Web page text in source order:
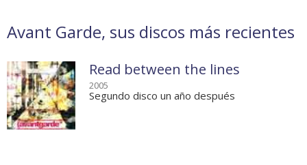
Avant Garde, sus discos más recientes
Read between the lines
2005
Segundo disco un año después